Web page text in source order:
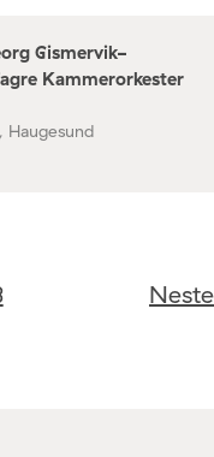
Gismervik-
Kammerorkester
Neste